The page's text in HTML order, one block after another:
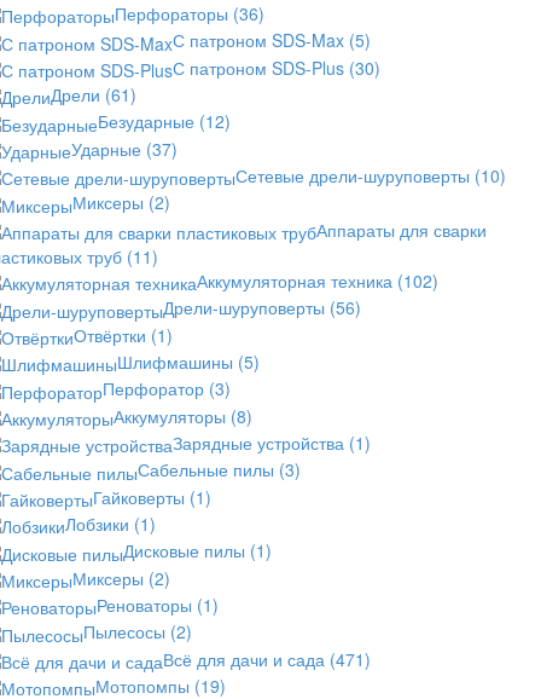
Перфораторы (36)
С патроном SDS-Max (5)
С патроном SDS-Plus (30)
Дрели (61)
Безударные (12)
Ударные (37)
Сетевые дрели-шуруповерты (10)
Миксеры (2)
Аппараты для сварки
труб (11)
Аккумуляторная техника (102)
Дрели-шуруповерты (56)
Отвёртки (1)
Шлифмашины (5)
Перфоратор (3)
Аккумуляторы (8)
Зарядные устройства (1)
Сабельные пилы (3)
Гайковерты (1)
Лобзики (1)
Дисковые пилы (1)
Миксеры (2)
Реноваторы (1)
Пылесосы (2)
Всё для дачи и сада (471)
Мотопомпы (19)